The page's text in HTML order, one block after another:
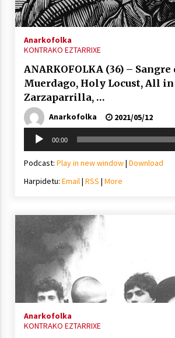
2021/11/25
Mahai-ingurua:
eta ondoren zer?
2021/11/12
2021/11/11
2021/10/13
IX. topaketak
Anarkofolka
KONTRAKO EZTARRIXE
ANARKOFOLKA (36) – Sangre
Muerdago, Holy Locust, All
Zarzaparrilla, …
Anarkofolka
2021/05/12
Soinu
erreproduzigailua
00:00
Podcast: Play in new window| Download
Harpidetu: Email| RSS | More
Anarkofolka
KONTRAKO EZTARRIXE